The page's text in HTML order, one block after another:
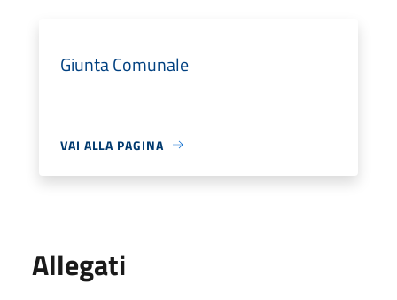
Giunta Comunale
VAI ALLA PAGINA
Allegati